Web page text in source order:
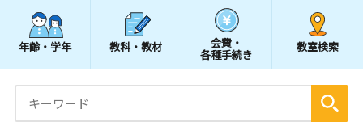
年齢・学年 教科・教材 会費・
各種手続き
教室検索